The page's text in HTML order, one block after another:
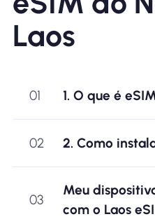
Laos
01 1. O que é
02 2. Como
03
Meu
com o Laos